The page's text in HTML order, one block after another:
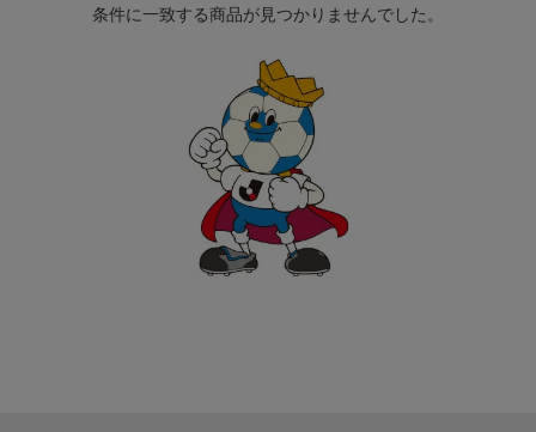
条件に一致する商品が見つかりませんでした。